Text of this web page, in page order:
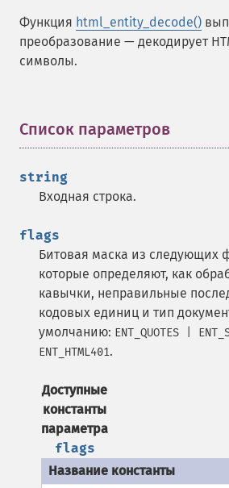
Функция html_entity_decode()
преобразование — декодирует
символы.
Список параметров
string
Входная строка.
flags
Битовая маска из следующих
которые определяют, как
кавычки, неправильные
кодовых единиц и тип
умолчанию: ENT_QUOTES |
ENT_HTML401.
Доступные
константы
параметра
flags